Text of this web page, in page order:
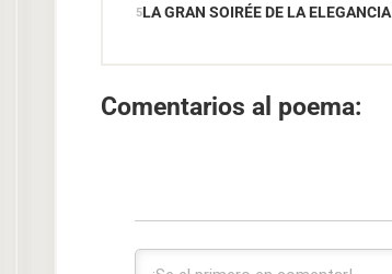
LA GRAN SOIRÉE DE LA ELEGANCIA
Comentarios al poema: